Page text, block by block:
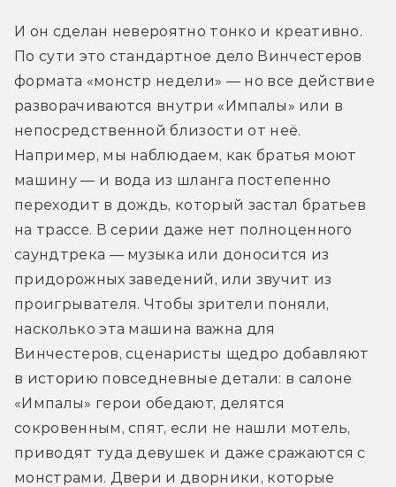
И он сделан невероятно тонко и креативно.
По сути это стандартное дело Винчестеров
формата «монстр недели» — но все действие
разворачиваются внутри «Импалы» или в
непосредственной близости от неё.
Например, мы наблюдаем, как братья моют
машину — и вода из шланга постепенно
переходит в дождь, который застал братьев
на трассе. В серии даже нет полноценного
саундтрека — музыка или доносится из
придорожных заведений, или звучит из
проигрывателя. Чтобы зрители поняли,
насколько эта машина важна для
Винчестеров, сценаристы щедро добавляют
в историю повседневные детали: в салоне
«Импалы» герои обедают, делятся
сокровенным, спят, если не нашли мотель,
приводят туда девушек и даже сражаются с
монстрами. Двери и дворники, которые